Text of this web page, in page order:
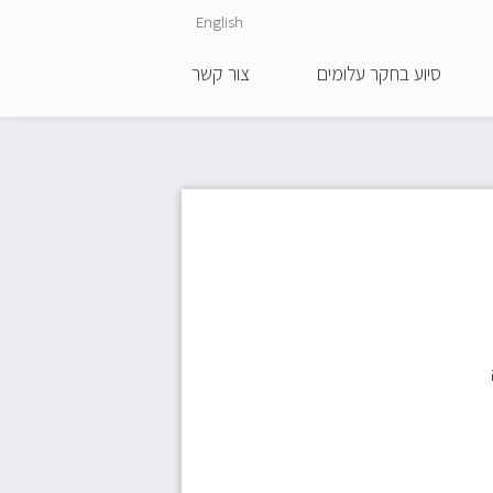
סיוע בחקר עלומים צור קשר
English